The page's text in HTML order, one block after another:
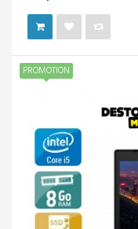
PROMOTION